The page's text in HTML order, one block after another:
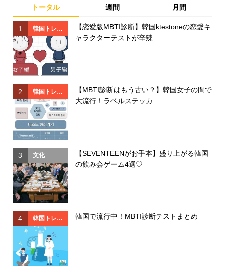
トータル 週間 月間
1 韓国トレン
ド
【恋愛版MBTI診断】韓国ktestoneの恋愛キ
ャラクターテストが辛辣...
2 韓国トレン
ド
【MBTI診断はもう古い？】韓国女子の間で
大流行！ラベルステッカ...
3 文化
【SEVENTEENがお手本】盛り上がる韓国
の飲み会ゲーム4選♡
4 韓国トレン
ド
韓国で流行中！MBTI診断テストまとめ